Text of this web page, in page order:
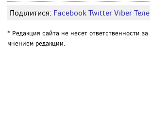
Поділитися: FacebookTwitterViber
* Редакция сайта не несет ответственности
мнением редакции.